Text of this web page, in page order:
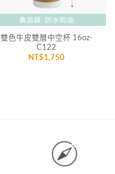
雙色牛皮雙層中空杯 16oz-
C122
NT$1,750